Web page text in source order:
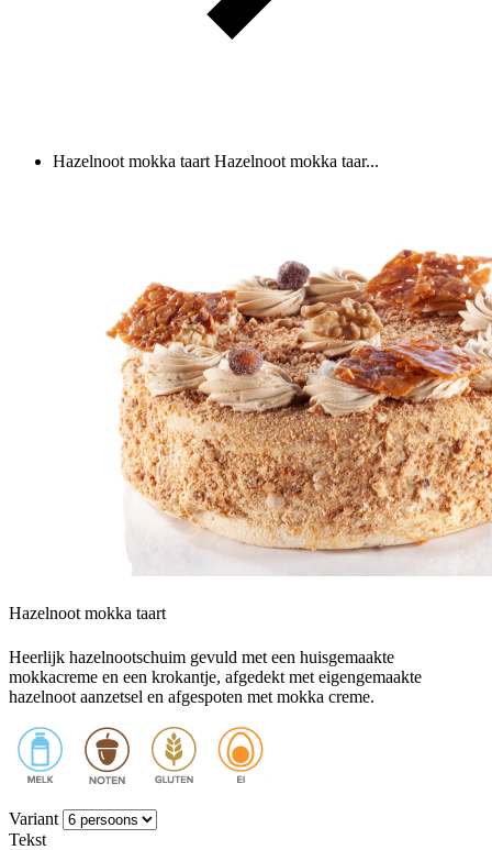
Hazelnoot mokka taart Hazelnoot mokka taar...
Hazelnoot mokka taart
Heerlijk hazelnootschuim gevuld met een huisgemaakte
mokkacreme en een krokantje, afgedekt met eigengemaakte
hazelnoot aanzetsel en afgespoten met mokka creme.
Variant
Tekst